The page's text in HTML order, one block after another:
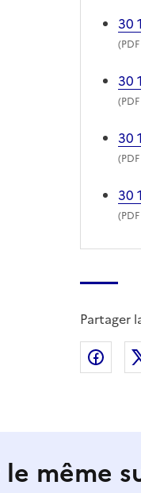
30
(PDF
30
(PDF
30
(PDF
30
(PDF
Partager
le même